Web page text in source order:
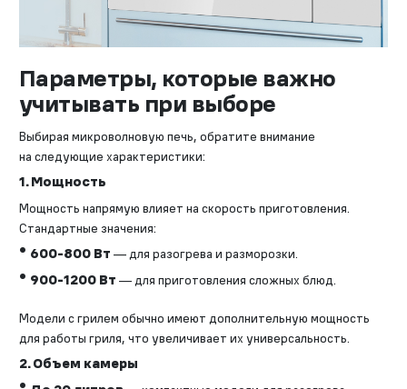
Параметры, которые важно
учитывать при выборе
Выбирая микроволновую печь, обратите внимание
на следующие характеристики:
1. Мощность
Мощность напрямую влияет на скорость приготовления.
Стандартные значения:
600-800 Вт — для разогрева и разморозки.
900-1200 Вт — для приготовления сложных блюд.
Модели с грилем обычно имеют дополнительную мощность
для работы гриля, что увеличивает их универсальность.
2. Объем камеры